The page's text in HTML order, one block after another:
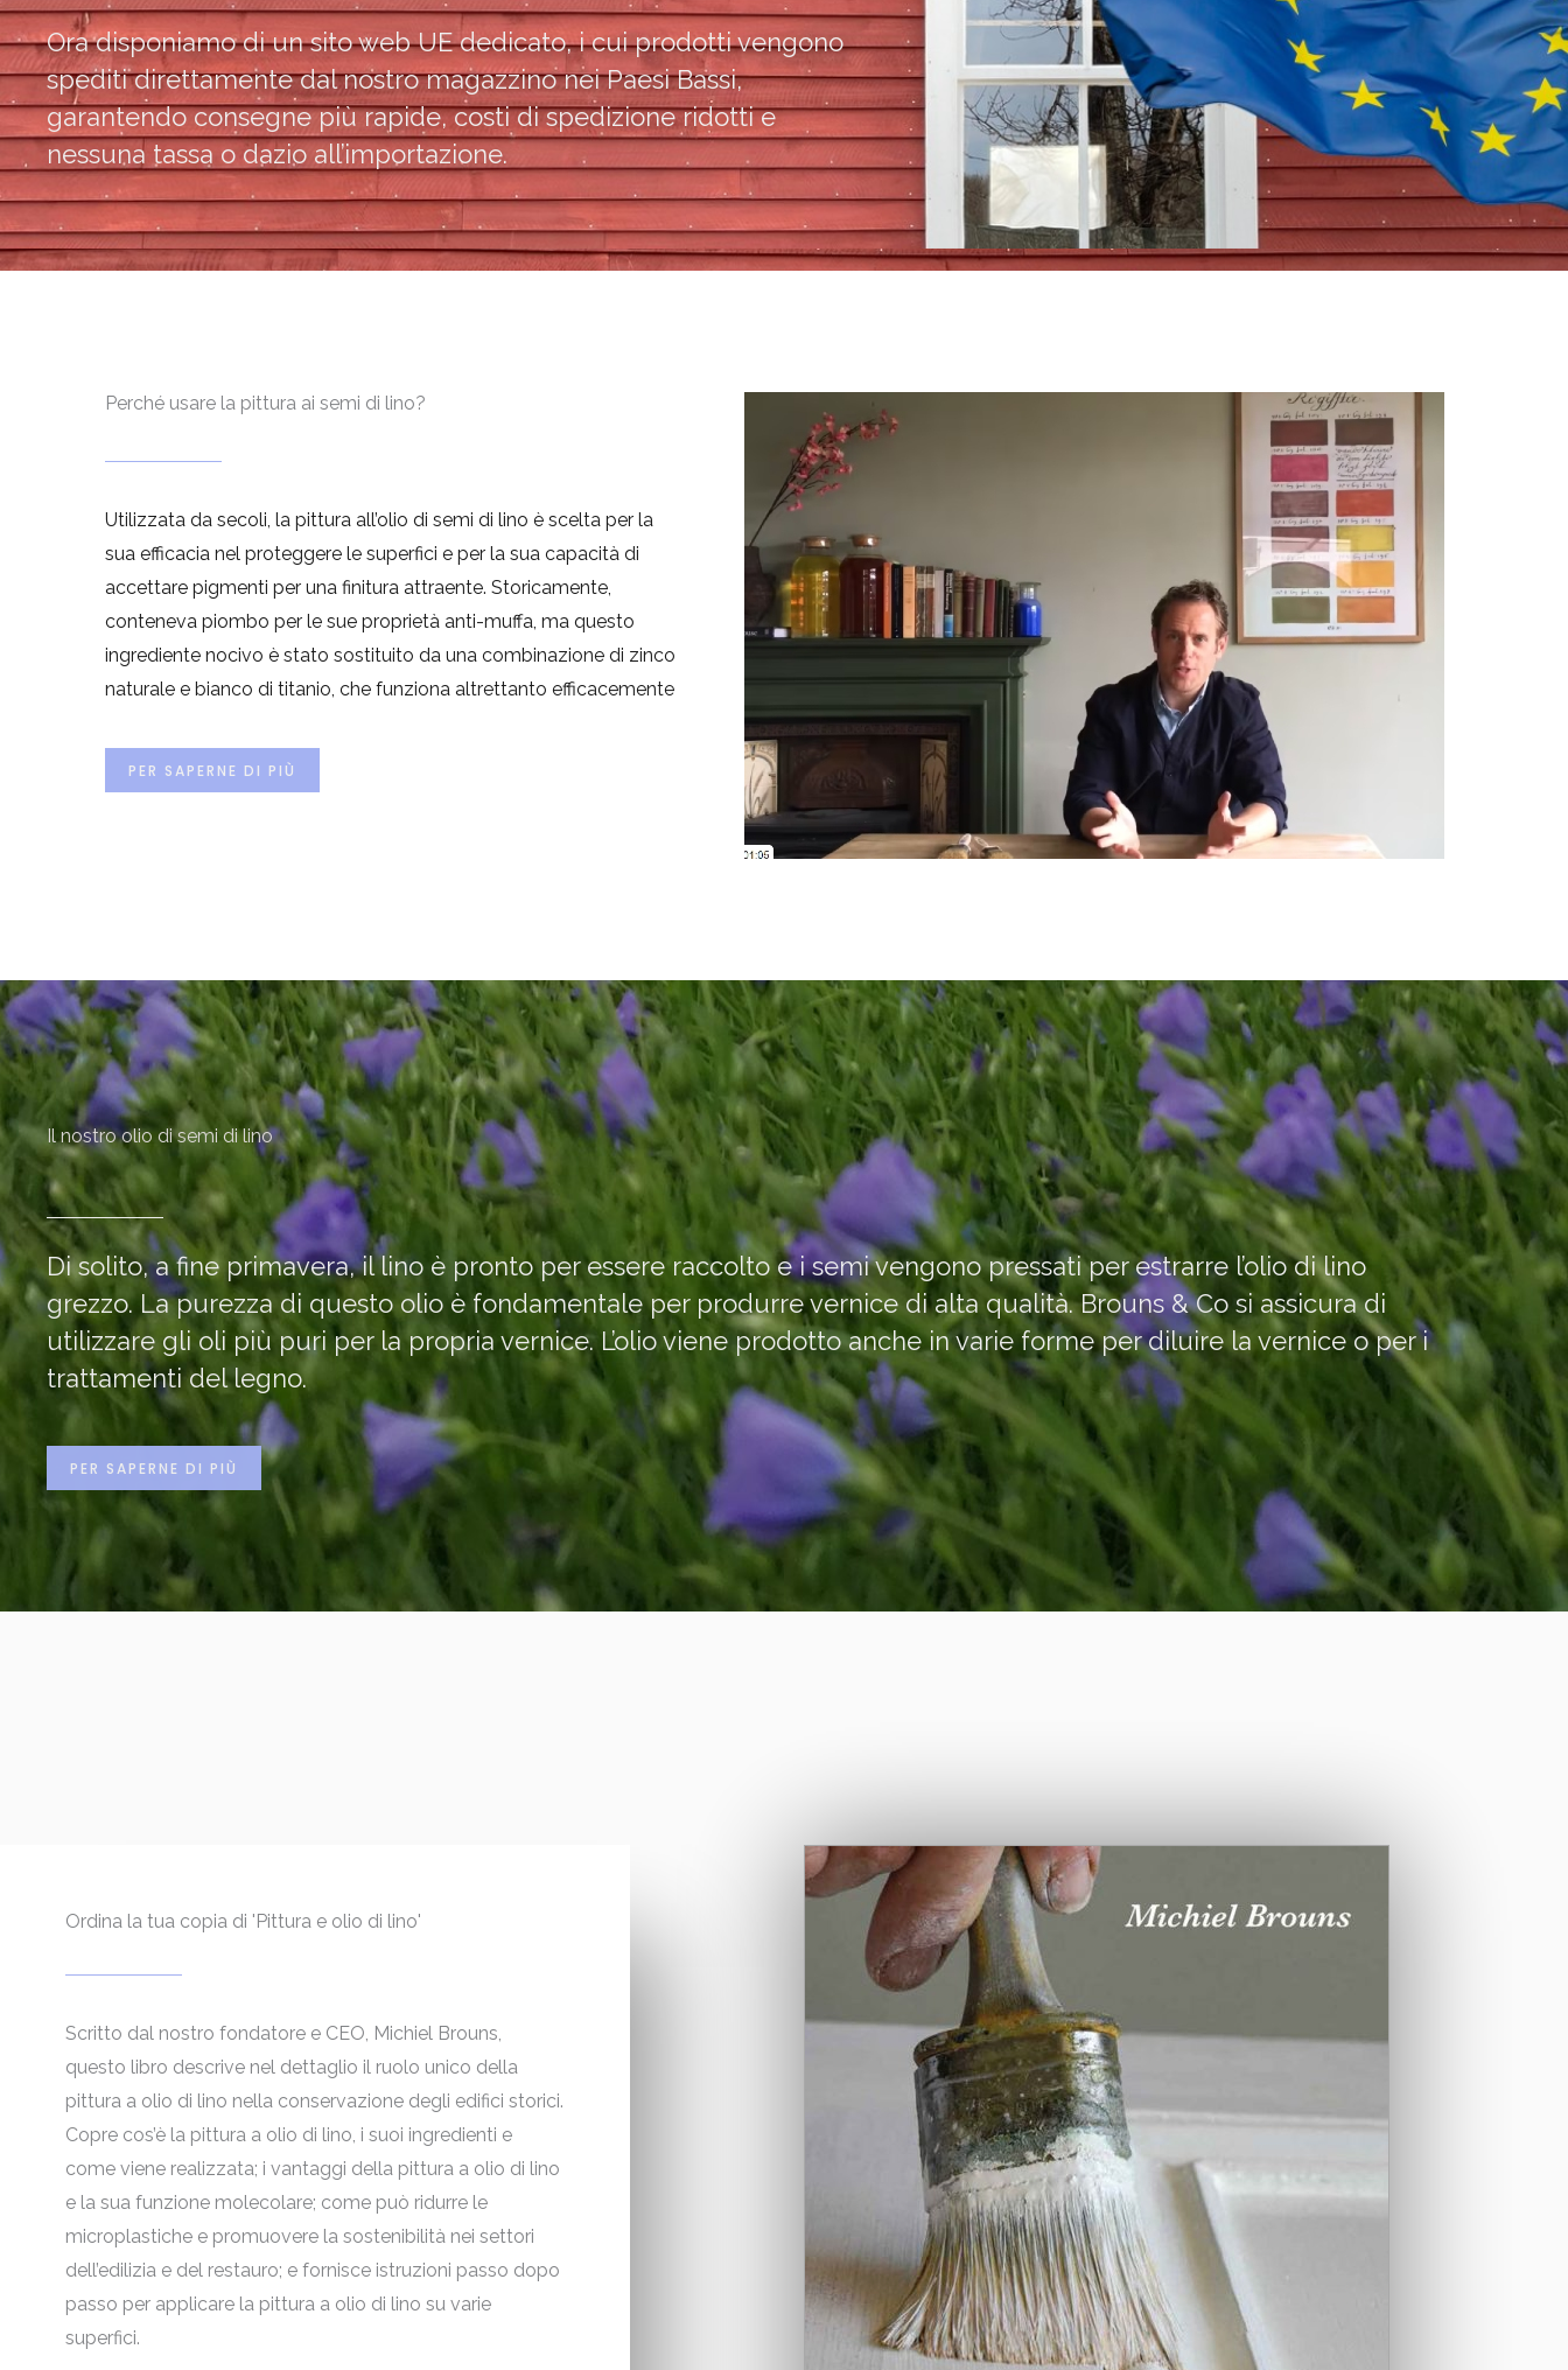
Ora disponiamo di un sito web UE dedicato, i cui prodotti vengono
spediti direttamente dal nostro magazzino nei Paesi Bassi,
garantendo consegne più rapide, costi di spedizione ridotti e
nessuna tassa o dazio all’importazione.
Perché usare la pittura ai semi di lino?
Utilizzata da secoli, la pittura all’olio di semi di lino è scelta per la
sua efficacia nel proteggere le superfici e per la sua capacità di
accettare pigmenti per una finitura attraente. Storicamente,
conteneva piombo per le sue proprietà anti-muffa, ma questo
ingrediente nocivo è stato sostituito da una combinazione di zinco
naturale e bianco di titanio, che funziona altrettanto efficacemente
PER SAPERNE DI PIÙ
Il nostro olio di semi di lino
Di solito, a fine primavera, il lino è pronto per essere raccolto e i semi vengono pressati per estrarre l’olio di lino
grezzo. La purezza di questo olio è fondamentale per produrre vernice di alta qualità. Brouns & Co si assicura di
utilizzare gli oli più puri per la propria vernice. L’olio viene prodotto anche in varie forme per diluire la vernice o per i
trattamenti del legno.
PER SAPERNE DI PIÙ
Ordina la tua copia di 'Pittura e olio di lino'
Scritto dal nostro fondatore e CEO, Michiel Brouns,
questo libro descrive nel dettaglio il ruolo unico della
pittura a olio di lino nella conservazione degli edifici storici.
Copre cos’è la pittura a olio di lino, i suoi ingredienti e
come viene realizzata; i vantaggi della pittura a olio di lino
e la sua funzione molecolare; come può ridurre le
microplastiche e promuovere la sostenibilità nei settori
dell’edilizia e del restauro; e fornisce istruzioni passo dopo
passo per applicare la pittura a olio di lino su varie
superfici.